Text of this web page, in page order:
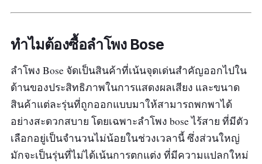
ทำไมต้องซื้อลำโพง Bose
ลำโพง Bose จัดเป็นสินค้าที่เน้นจุดเด่นสำคัญออกไปใน
ด้านของประสิทธิภาพในการแสดงผลเสียง และขนาด
สินค้าแต่ละรุ่นที่ถูกออกแบบมาให้สามารถพกพาได้
อย่างสะดวกสบาย โดยเฉพาะลำโพง bose ไร้สาย ที่มีตัว
เลือกอยู่เป็นจำนวนไม่น้อยในช่วงเวลานี้ ซึ่งส่วนใหญ่
มักจะเป็นรุ่นที่ไม่ได้เน้นการตกแต่ง ที่มีความแปลกใหม่